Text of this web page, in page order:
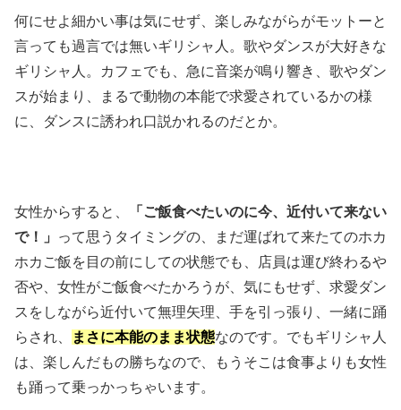
何にせよ細かい事は気にせず、楽しみながらがモットーと
言っても過言では無いギリシャ人。歌やダンスが大好きな
ギリシャ人。カフェでも、急に音楽が鳴り響き、歌やダン
スが始まり、まるで動物の本能で求愛されているかの様
に、ダンスに誘われ口説かれるのだとか。
女性からすると、
「ご飯食べたいのに今、近付いて来ない
で！」
って思うタイミングの、まだ運ばれて来たてのホカ
ホカご飯を目の前にしての状態でも、店員は運び終わるや
否や、女性がご飯食べたかろうが、気にもせず、求愛ダン
スをしながら近付いて無理矢理、手を引っ張り、一緒に踊
らされ、
まさに本能のまま状態なのです。でもギリシャ人
は、楽しんだもの勝ちなので、もうそこは食事よりも女性
も踊って乗っかっちゃいます。